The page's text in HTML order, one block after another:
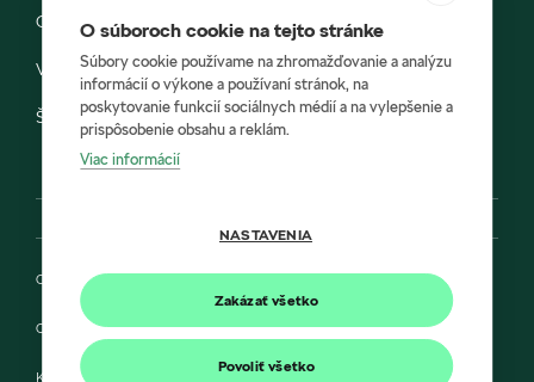
Objednávka do servisu
Vozidlá ihneď k odberu
Škoda E-shop
Ochrana osobných údajov
Cookies
Kontakt
O súboroch cookie na tejto stránke
Súbory cookie používame na zhromažďovanie a analýzu
informácií o výkone a používaní stránok, na
poskytovanie funkcií sociálnych médií a na vylepšenie a
prispôsobenie obsahu a reklám.
Viac informácií
NASTAVENIA
Zakázať všetko
Povoliť všetko